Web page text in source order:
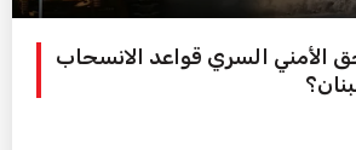
الأمني السري قواعد الانسحاب